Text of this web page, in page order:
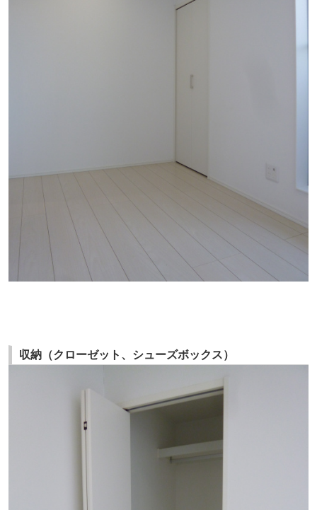
収納（クローゼット、シューズボックス）